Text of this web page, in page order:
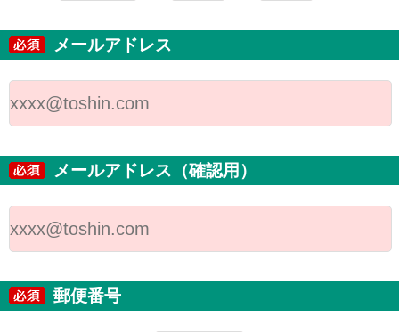
メールアドレス
メールアドレス（確認用）
郵便番号